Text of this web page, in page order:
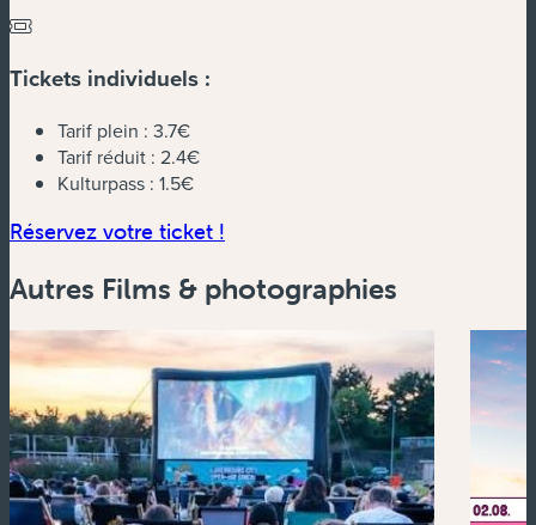
Tickets individuels :
Tarif plein : 3.7€
Tarif réduit : 2.4€
Kulturpass : 1.5€
Réservez votre ticket !
Autres Films & photographies